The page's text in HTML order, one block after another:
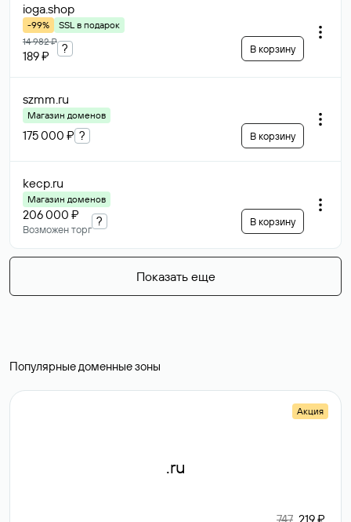
ioga.shop
-99%
SSL в подарок
14 982 ₽
189 ₽
? В корзину
szmm.ru
Магазин доменов
175 000 ₽ ? В корзину
kecp.ru
Магазин доменов
206 000 ₽
Возможен торг
? В корзину
Показать еще
Популярные доменные зоны
Акция
.ru